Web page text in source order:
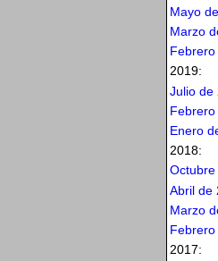
Mayo
Marzo
2019:
Julio de
Enero
2018:
Abril de
Marzo
2017: